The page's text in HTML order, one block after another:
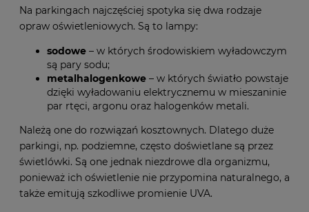
Na parkingach najczęściej spotyka się dwa rodzaje
opraw oświetleniowych. Są to lampy:
sodowe – w których środowiskiem wyładowczym
są pary sodu;
metalhalogenkowe – w których światło powstaje
dzięki wyładowaniu elektrycznemu w mieszaninie
par rtęci, argonu oraz halogenków metali.
Należą one do rozwiązań kosztownych. Dlatego duże
parkingi, np. podziemne, często doświetlane są przez
świetlówki. Są one jednak niezdrowe dla organizmu,
ponieważ ich oświetlenie nie przypomina naturalnego, a
także emitują szkodliwe promienie UVA.